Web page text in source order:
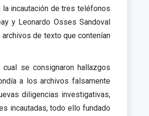
la incautación de tres teléfonos
y Leonardo Osses Sandoval
de texto que contenían
se consignaron hallazgos
a los archivos falsamente
diligencias investigativas,
incautadas, todo ello fundado